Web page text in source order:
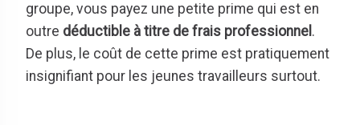
groupe, vous payez une petite prime qui est en
outre déductible à titre de frais professionnel .
De plus, le coût de cette prime est pratiquement
insignifiant pour les jeunes travailleurs surtout.